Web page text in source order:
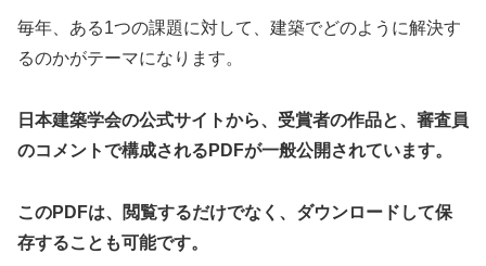
毎年、ある1つの課題に対して、建築でどのように解決す
るのかがテーマになります。
日本建築学会の公式サイトから、受賞者の作品と、審査員
のコメントで構成されるPDFが一般公開されています。
このPDFは、閲覧するだけでなく、ダウンロードして保
存することも可能です。